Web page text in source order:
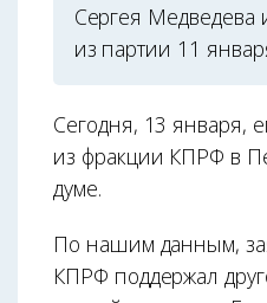
Сергея Медведева
из партии 11
Сегодня, 13 января,
из фракции КПРФ в
думе.
По нашим данным,
КПРФ поддержал